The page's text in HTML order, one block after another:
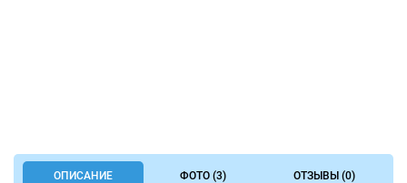
ОПИСАНИЕ ФОТО (3) ОТЗЫВЫ (0)